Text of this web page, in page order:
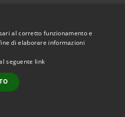
• Comune di Mottola • Powered by
al corretto funzionamento e
di elaborare informazioni
seguente link